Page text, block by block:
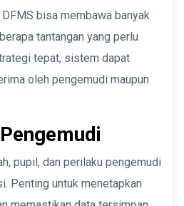
bisa membawa banyak
tantangan yang perlu
tepat, sistem dapat
oleh pengemudi maupun
pupil, dan perilaku pengemudi
Penting untuk menetapkan